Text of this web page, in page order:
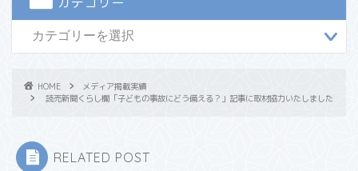
HOME
メディア掲載実績
読売新聞くらし欄「子どもの事故にどう備える？」記事に取材協力いたしました
RELATED POST